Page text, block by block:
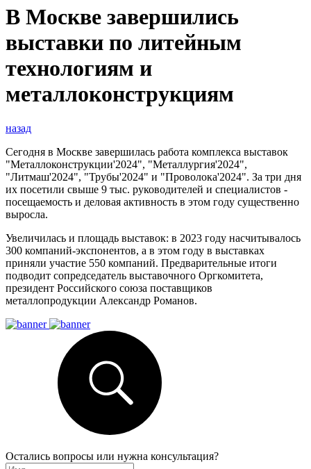
В Москве завершились
выставки по литейным
технологиям и
металлоконструкциям
назад
Сегодня в Москве завершилась работа комплекса выставок
"Металлоконструкции'2024", "Металлургия'2024",
"Литмаш'2024", "Трубы'2024" и "Проволока'2024". За три дня
их посетили свыше 9 тыс. руководителей и специалистов -
посещаемость и деловая активность в этом году существенно
выросла.
Увеличилась и площадь выставок: в 2023 году насчитывалось
300 компаний-экспонентов, а в этом году в выставках
приняли участие 550 компаний. Предварительные итоги
подводит сопредседатель выставочного Оргкомитета,
президент Российского союза поставщиков
металлопродукции Александр Романов.
Остались вопросы или нужна консультация?